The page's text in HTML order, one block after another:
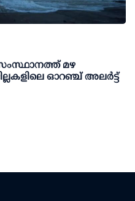
മഴ
ഓറഞ്ച് അലർട്ട്